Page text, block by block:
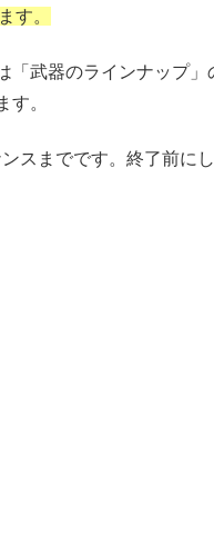
す。
「武器のラインナップ」
す。
スまでです。終了前に